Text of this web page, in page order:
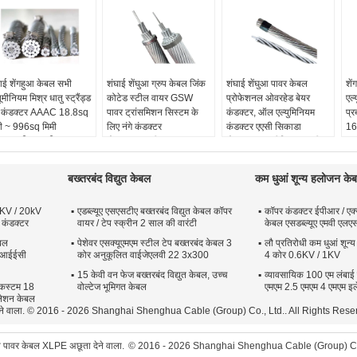
शेंगहुआ केबल सभी
मिश्र धातु स्ट्रैंड्ड
AAAC 18.8sq
~ 996sq मिमी
मिश्र धातु
5.6mm~41mm
शंघाई शेंघुआ ग्रुप केबल जिंक
कोटेड स्टील वायर GSW
पावर ट्रांसमिशन सिस्टम के
लिए नंगे कंडक्टर
आवेदन:पावर ट्रांसमिशन
सिस्टम
इन्सुलेशन:नहीं
शंघाई शेंघुआ पावर केबल
प्रोफेशनल ओवरहेड बेयर
कंडक्टर, ऑल एल्युमिनियम
कंडक्टर एएसी सिकाडा
इन्सुलेशन:नहीं
सिकाडा
तारों की संख्या:37
~
का
/ 20kV
कंडक्टर
आईईसी
18
केबल
बख्तरबंद विद्युत केबल
एडब्ल्यूए एसएसटीए बख्तरबंद विद्युत केबल कॉपर
वायर / टेप स्क्रीन 2 साल की वारंटी
पेशेवर एसक्यूएमएम स्टील टेप बख्तरबंद केबल 3
कोर अनुकूलित वाईजेएलवी 22 3x300
15 केवी वन फेज बख्तरबंद विद्युत केबल, उच्च
वोल्टेज भूमिगत केबल
कम धुआं शून्य हलोजन
कॉपर कंडक्टर ईपीआर /
केबल एसडब्ल्यूए एमवी
लौ प्रतिरोधी कम धुआं
4 कोर 0.6KV / 1KV
व्यावसायिक 100 एम
एमएम 2.5 एमएम 4 एमएम
वाला. © 2016 - 2026 Shanghai Shenghua Cable (Group) Co., Ltd.. All Rights
पावर केबल XLPE अछूता देने वाला. © 2016 - 2026 Shanghai Shenghua Cable (Group)